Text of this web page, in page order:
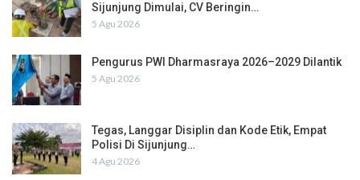
Sijunjung Dimulai, CV Beringin…
5 Agu 2026
Pengurus PWI Dharmasraya 2026–2029 Dilantik
5 Agu 2026
Tegas, Langgar Disiplin dan Kode Etik, Empat
Polisi Di Sijunjung…
4 Agu 2026